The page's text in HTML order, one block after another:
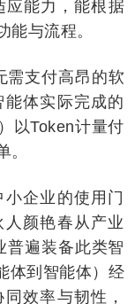
应能力，能根据
与流程。
支付高昂的软
体实际完成的
以Token计量付
企业的使用门
颜艳春从产业
普遍装备此类智
体到智能体）经
效率与韧性，